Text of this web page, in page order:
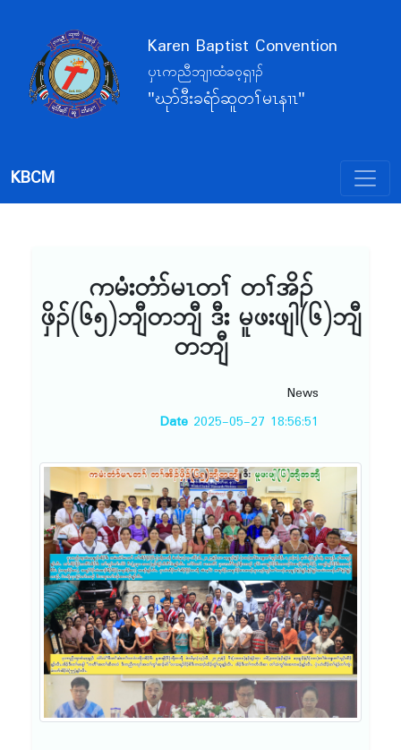
Karen Baptist Convention
ပှၤကညီဘျၢထံခဝ့ရှၢၣ်
"ဃုာ်ဒီးခရံာ်ဆူတၢ်မၤနၢၤ"
KBCM
ကမံးတံာ်မၤတၢ် တၢ်အိၣ်
ဖှိၣ်(၆၅)ဘျီတဘျီ ဒီး မူဖးဖျါ(၆)ဘျီ
တဘျီ
News
Date 2025-05-27 18:56:51